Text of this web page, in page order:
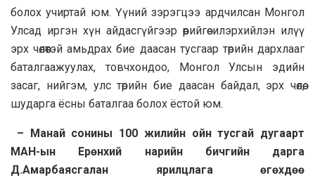
болох учиртай юм. Үүний зэрэгцээ ардчилсан Монгол
Улсад иргэн хүн айдасгүйгээр өөрийгөө илэрхийлэн илүү
эрх чөлөөтэй амьдрах бие даасан тусгаар төрийн дархлааг
баталгаажуулах, товчхондоо, Монгол Улсын эдийн
засаг, нийгэм, улс төрийн бие даасан байдал, эрх чөлөө,
шударга ёсны баталгаа болох ёстой юм.
– Манай сонины 100 жилийн ойн тусгай дугаарт
МАН-ын Ерөнхий нарийн бичгийн дарга
Д.Амарбаясгалан ярилцлага өгөхдөө